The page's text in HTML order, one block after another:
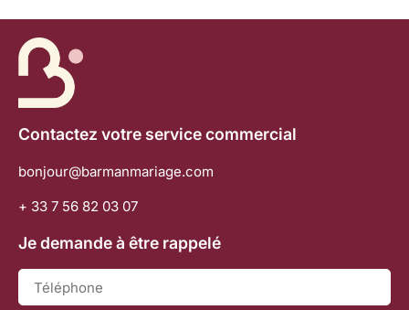
Contactez votre service commercial
bonjour@barmanmariage.com
+ 33 7 56 82 03 07
Je demande à être rappelé